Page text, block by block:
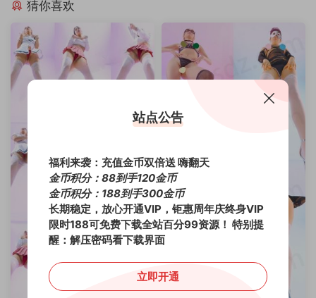
猜你喜欢
站点公告
福利来袭：充值金币双倍送 嗨翻天
金币积分：88到手120金币
金币积分：188到手300金币
长期稳定，放心开通VIP，钜惠周年庆终身VIP
限时188可免费下载全站百分99资源！ 特别提
醒：解压密码看下载界面
立即开通